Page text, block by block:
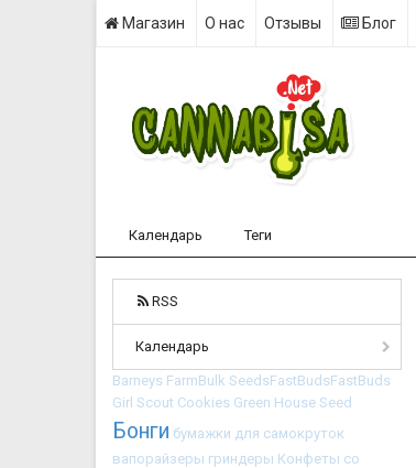
Магазин О нас Отзывы Блог
Календарь Теги
RSS
Календарь
Barneys Farm​Bulk Seeds​FastBuds​FastBuds​​
Girl Scout Cookies Green House Seed
Бонги бумажки для самокруток
вапорайзеры гриндеры Конфеты со